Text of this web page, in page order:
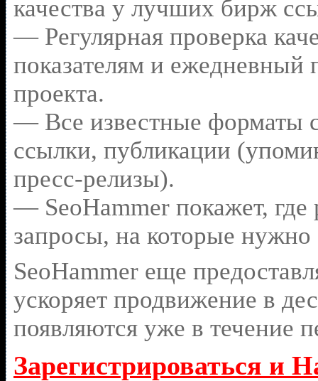
качества у лучших бирж
— Регулярная проверка
показателям и ежедневный
проекта.
— Все известные форматы
ссылки, публикации
пресс-релизы).
— SeoHammer покажет, где
запросы, на которые нужно
SeoHammer еще
ускоряет продвижение в
появляются уже в течение
Зарегистрироваться и